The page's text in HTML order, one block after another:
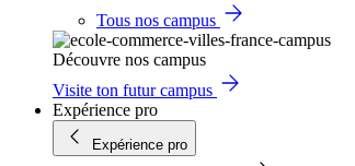
Tous nos campus
Découvre nos campus
Visite ton futur campus
Expérience pro
Expérience pro